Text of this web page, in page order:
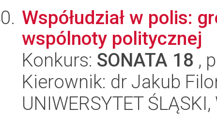
Współudział w polis:
wspólnoty politycznej
Konkurs: SONATA 18 ,
Kierownik: dr Jakub
UNIWERSYTET